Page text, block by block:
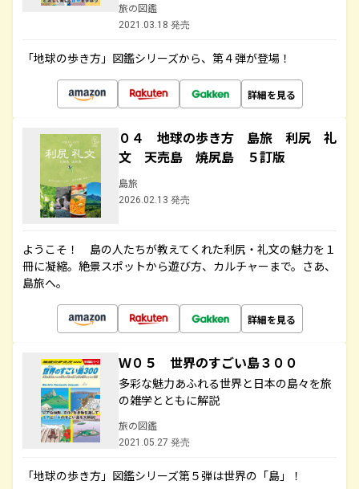
旅の図鑑
2021.03.18 発売
「地球の歩き方」図鑑シリーズから、第４弾が登場！
詳細を見る
０４ 地球の歩き方 島旅 利尻 礼
文 天売島 焼尻島 ５訂版
島旅
2026.02.13 発売
ようこそ！ 島の人たちが教えてくれた利尻・礼文の魅力を１
冊に凝縮。絶景スポットから遊び方、カルチャーまで。さあ、
島旅へ。
詳細を見る
Ｗ０５ 世界のすごい島３００
多彩な魅力あふれる世界と日本の島々を旅
の雑学とともに解説
旅の図鑑
2021.05.27 発売
「地球の歩き方」図鑑シリーズ第５弾は世界の「島」！